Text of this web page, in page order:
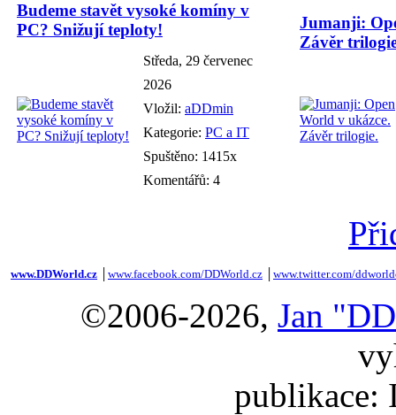
Budeme stavět vysoké komíny v
PC? Snižují teploty!
Středa, 29 červenec
2026
Vložil: aDDmin
Kategorie: PC a IT
Spuštěno: 1415x
Komentářů: 4
Jumanji:
Závěr
www.DDWorld.cz www.facebook.com/DDWorld.cz www.twitter.com/
©2006-2026, Jan
publikace: